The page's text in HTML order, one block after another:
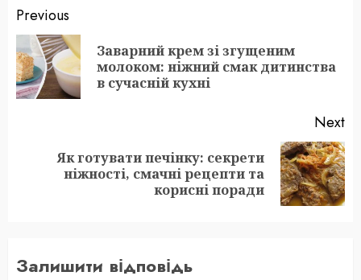
Post
navigation
Previous
Заварний крем зі згущеним
молоком: ніжний смак дитинства
в сучасній кухні
Next
Як готувати печінку: секрети
ніжності, смачні рецепти та
корисні поради
Залишити відповідь